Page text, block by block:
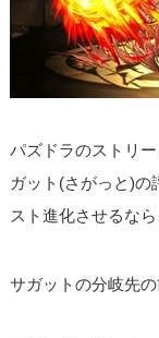
パズドラのストリ
ガット(さがっと)の
スト進化させるな
サガットの分岐先